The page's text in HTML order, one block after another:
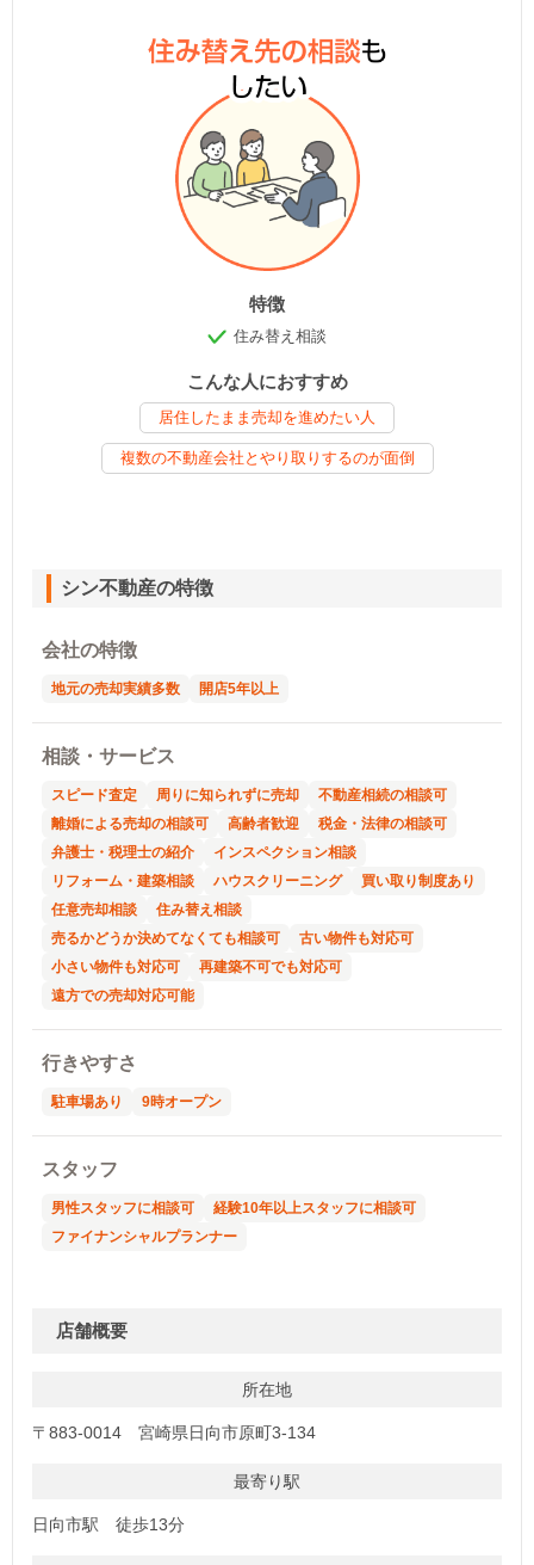
特徴
住み替え相談
こんな人におすすめ
居住したまま売却を進めたい人
複数の不動産会社とやり取りするのが面倒
シン不動産の特徴
会社の特徴
地元の売却実績多数 開店5年以上
相談・サービス
スピード査定 周りに知られずに売却
不動産相続の相談可
離婚による売却の相談可
高齢者歓迎
税金・法律の相談可
弁護士・税理士の紹介
インスペクション相談
リフォーム・建築相談
ハウスクリーニング
買い取り制度あり
任意売却相談
住み替え相談
売るかどうか決めてなくても相談可
古い物件も対応可
小さい物件も対応可
再建築不可でも対応可
遠方での売却対応可能
行きやすさ
駐車場あり 9時オープン
スタッフ
男性スタッフに相談可
経験10年以上スタッフに相談可
ファイナンシャルプランナー
店舗概要
所在地
〒883-0014 宮崎県日向市原町3-134
最寄り駅
日向市駅 徒歩13分